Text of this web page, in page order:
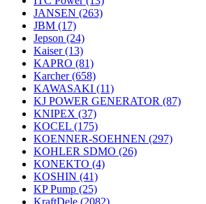
JANSEN (263)
JBM (17)
Jepson (24)
Kaiser(13)
KAPRO (81)
Karcher(658)
KAWASAKI (11)
KJ POWER GENERATOR (87)
KNIPEX (37)
KOCEL (175)
KOENNER-SOEHNEN (297)
KOHLER SDMO (26)
KONEKTO (4)
KOSHIN (41)
KP Pump (25)
KraftDele (2082)